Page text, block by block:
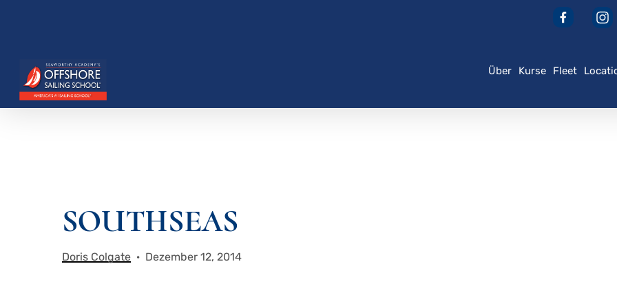
Drücken Sie die Eingabetaste, um zu suchen, oder ESC, um zu schließen
Über Kurse Fleet
SOUTHSEAS
Doris Colgate Dezember 12, 2014